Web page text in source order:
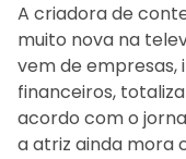
A criadora de
muito nova na
vem de empresas,
financeiros,
acordo com o
a atriz ainda mora